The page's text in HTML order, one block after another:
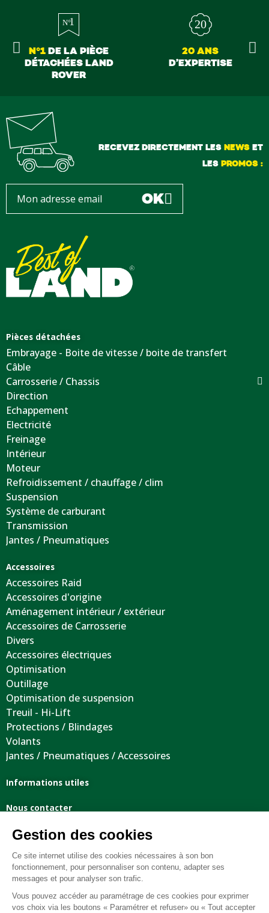
N°1DE LA PIÈCE
DÉTACHÉES LAND
ROVER
20 ANS
D’EXPERTISE
RECEVEZ DIRECTEMENT LES NEWSET
LES PROMOS :
OK
Pièces détachées
Embrayage - Boite de vitesse / boite de transfert
Câble
Carrosserie / Chassis
Direction
Echappement
Electricité
Freinage
Intérieur
Moteur
Refroidissement / chauffage / clim
Suspension
Système de carburant
Transmission
Jantes / Pneumatiques
Accessoires
Accessoires Raid
Accessoires d'origine
Aménagement intérieur / extérieur
Accessoires de Carrosserie
Divers
Accessoires électriques
Optimisation
Outillage
Optimisation de suspension
Treuil - Hi-Lift
Protections / Blindages
Volants
Jantes / Pneumatiques / Accessoires
Informations utiles
Nous contacter
Conditions générales de vente
FAQ